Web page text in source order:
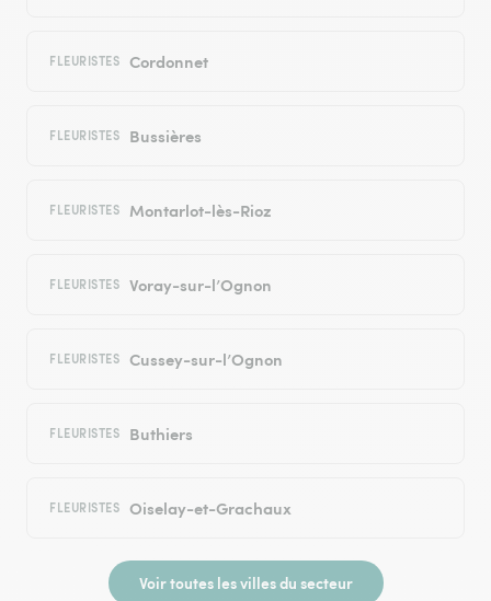
FLEURISTES Cordonnet
FLEURISTES Bussières
FLEURISTES Montarlot-lès-Rioz
FLEURISTES Voray-sur-l’Ognon
FLEURISTES Cussey-sur-l’Ognon
FLEURISTES Buthiers
FLEURISTES Oiselay-et-Grachaux
Voir toutes les villes du secteur